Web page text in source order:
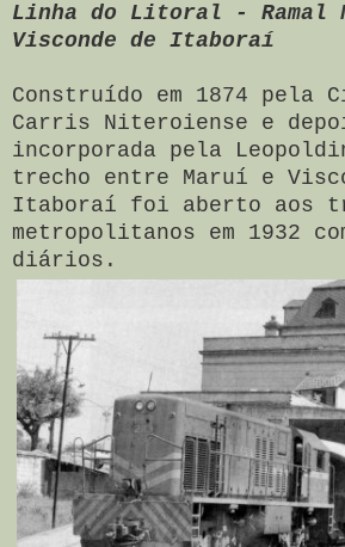
Linha do Litoral - Ramal
Visconde de Itaboraí
Construído em 1874 pela
Carris Niteroiense e
incorporada pela
trecho entre Maruí e
Itaboraí foi aberto aos
metropolitanos em 1932
diários.